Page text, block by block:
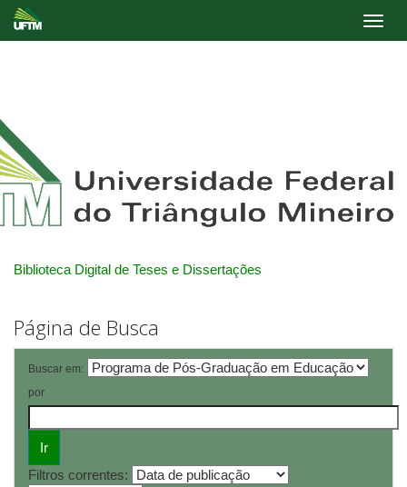
Biblioteca Digital de Teses e Dissertações
Página de Busca
Buscar em:
por
Filtros correntes: